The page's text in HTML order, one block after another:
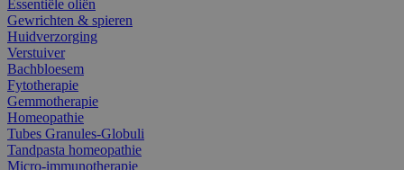
Essentiële oliën
Gewrichten & spieren
Huidverzorging
Verstuiver
Bachbloesem
Fytotherapie
Gemmotherapie
Homeopathie
Tubes Granules-Globuli
Tandpasta homeopathie
Micro-immunotherapie